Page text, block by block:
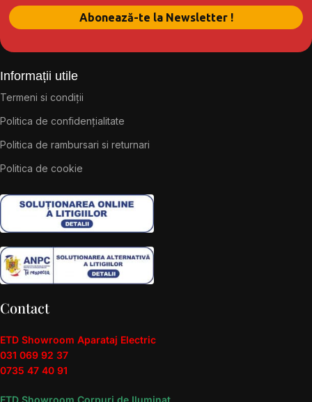
Informații utile
Termeni si condiții
Politica de confidențialitate
Politica de rambursari si returnari
Politica de cookie
Contact
ETD Showroom Aparataj Electric
031 069 92 37
0735 47 40 91
ETD Showroom Corpuri de Iluminat